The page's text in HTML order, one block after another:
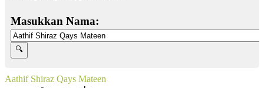
Masukkan Nama:
Aathif Shiraz Qays Mateen